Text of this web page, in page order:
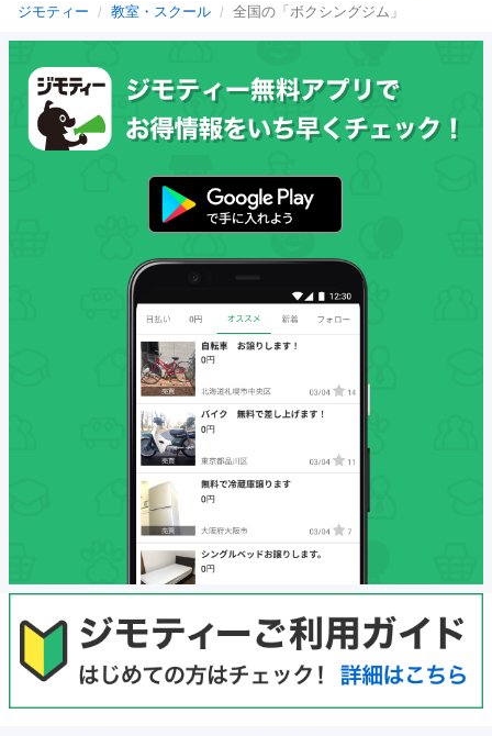
ジモティー 教室・スクール 全国の「ボクシングジム」